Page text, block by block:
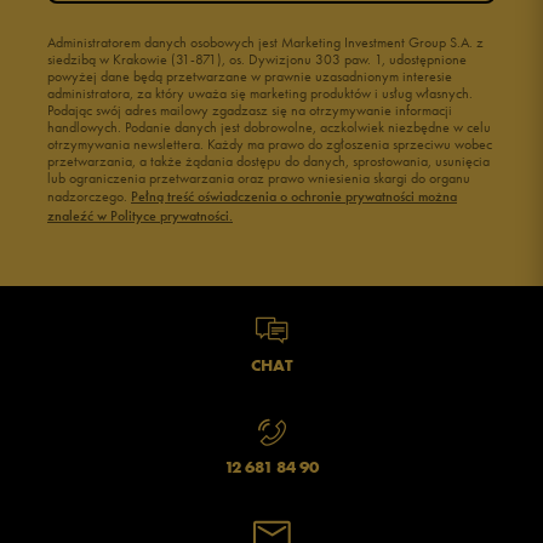
Administratorem danych osobowych jest Marketing Investment Group S.A. z
siedzibą w Krakowie (31-871), os. Dywizjonu 303 paw. 1, udostępnione
powyżej dane będą przetwarzane w prawnie uzasadnionym interesie
administratora, za który uważa się marketing produktów i usług własnych.
Podając swój adres mailowy zgadzasz się na otrzymywanie informacji
handlowych. Podanie danych jest dobrowolne, aczkolwiek niezbędne w celu
otrzymywania newslettera. Każdy ma prawo do zgłoszenia sprzeciwu wobec
przetwarzania, a także żądania dostępu do danych, sprostowania, usunięcia
lub ograniczenia przetwarzania oraz prawo wniesienia skargi do organu
nadzorczego. Pełną treść oświadczenia o ochronie prywatności można
znaleźć w Polityce prywatności.
CHAT
12 681 84 90